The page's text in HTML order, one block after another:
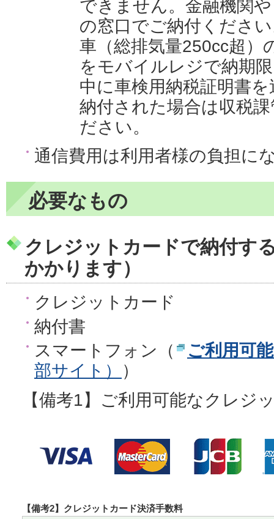
できません。金融機関
の窓口でご納付くださ
車（総排気量250cc超）
をモバイルレジで納期
中に車検用納税証明書
納付された場合は収税
ださい。
通信費用は利用者様の負担に
必要なもの
クレジットカードで納付す
かかります）
クレジットカード
納付書
スマートフォン（
ご利用可
部サイト）
）
【備考1】ご利用可能なクレジ
【備考2】クレジットカード決済手数料